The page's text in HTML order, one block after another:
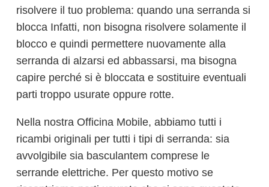
risolvere il tuo problema: quando una serranda si
blocca Infatti, non bisogna risolvere solamente il
blocco e quindi permettere nuovamente alla
serranda di alzarsi ed abbassarsi, ma bisogna
capire perché si è bloccata e sostituire eventuali
parti troppo usurate oppure rotte.
Nella nostra Officina Mobile, abbiamo tutti i
ricambi originali per tutti i tipi di serranda: sia
avvolgibile sia basculantem comprese le
serrande elettriche. Per questo motivo se